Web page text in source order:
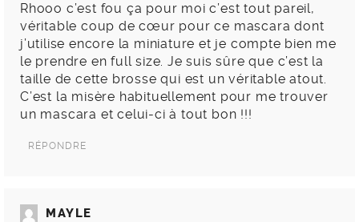
Rhooo c’est fou ça pour moi c’est tout pareil,
véritable coup de cœur pour ce mascara dont
j’utilise encore la miniature et je compte bien me
le prendre en full size. Je suis sûre que c’est la
taille de cette brosse qui est un véritable atout.
C’est la misère habituellement pour me trouver
un mascara et celui-ci à tout bon !!!
RÉPONDRE
MAYLE